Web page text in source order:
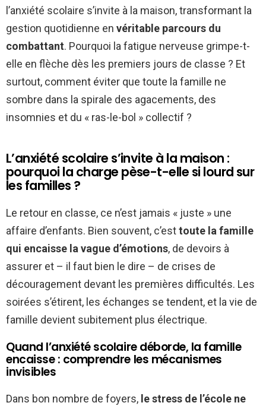
l’anxiété scolaire s’invite à la maison, transformant la
gestion quotidienne en véritable parcours du
combattant. Pourquoi la fatigue nerveuse grimpe-t-
elle en flèche dès les premiers jours de classe ? Et
surtout, comment éviter que toute la famille ne
sombre dans la spirale des agacements, des
insomnies et du « ras-le-bol » collectif ?
L’anxiété scolaire s’invite à la maison :
pourquoi la charge pèse-t-elle si lourd sur
les familles ?
Le retour en classe, ce n’est jamais « juste » une
affaire d’enfants. Bien souvent, c’esttoute la famille
qui encaisse la vague d’émotions, de devoirs à
assurer et – il faut bien le dire – de crises de
découragement devant les premières difficultés. Les
soirées s’étirent, les échanges se tendent, et la vie de
famille devient subitement plus électrique.
Quand l’anxiété scolaire déborde, la famille
encaisse : comprendre les mécanismes
invisibles
Dans bon nombre de foyers, le stress de l’école ne